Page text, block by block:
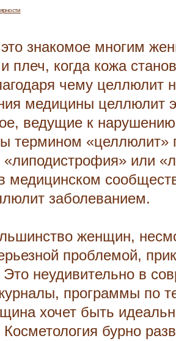
знакомое многим
плеч, когда кожа
чему целлюлит
медицины целлюлит
ведущие к нарушению
термином «целлюлит»
«липодистрофия» или
медицинском
заболеванием.
женщин,
проблемой,
Это неудивительно в
программы по
хочет быть
бурно